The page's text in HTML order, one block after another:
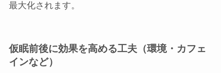
最大化されます。
仮眠前後に効果を高める工夫（環境・カフェ
インなど）